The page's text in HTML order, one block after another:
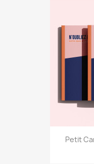
Petit